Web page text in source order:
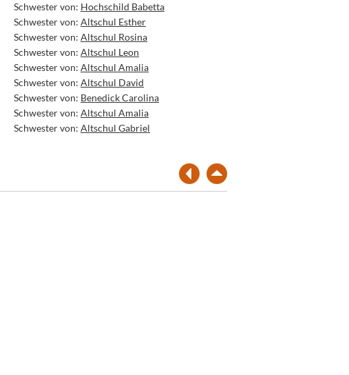
Schwester von: Hochschild Babetta
Schwester von:Altschul Esther
Schwester von:Altschul Rosina
Schwester von:Altschul Leon
Schwester von:Altschul Amalia
Schwester von:Altschul David
Schwester von: Benedick Carolina
Schwester von:Altschul Amalia
Schwester von:Altschul Gabriel